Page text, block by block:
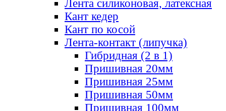
Лента силиконовая, латексная
Кант кедер
Кант по косой
Лента-контакт (липучка)
Гибридная (2 в 1)
Пришивная 20мм
Пришивная 25мм
Пришивная 50мм
Пришивная 100мм